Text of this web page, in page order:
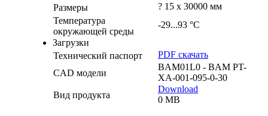
Размеры
? 15 x 30000 мм
Температура
окружающей среды
-29...93 °C
Загрузки
Технический паспорт
PDF скачать
CAD модели
BAM01L0 - BAM PT-
XA-001-095-0-30
Вид продукта
Download
0 MB